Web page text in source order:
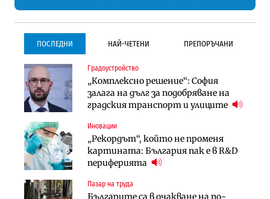
ПОСЛЕДНИ НАЙ-ЧЕТЕНИ ПРЕПОРЪЧАНИ
Градоустройство
„Комплексно решение“: София
залага на дълг за подобряване на
градския транспорт и улиците
Иновации
„Рекордът“, който не променя
картината: България пак е в R&D
периферията
Пазар на труда
Българите са в очакване на по-
Градоустройство
Столична община избра
изпълнител за преместването на
трамвайното трасе по бул.
Инфраструктура
Проектирането на тунела под
Петрохан ще върви паралелно с
Инфраструктура
Инфраструктура
Проектирането на тунела под
Петрохан ще върви паралелно с
екологичните оценки
Компании
„Хювефарма“ подписа договор за
придобиване на Euroapi Italy
Финанси
RATE | Българският